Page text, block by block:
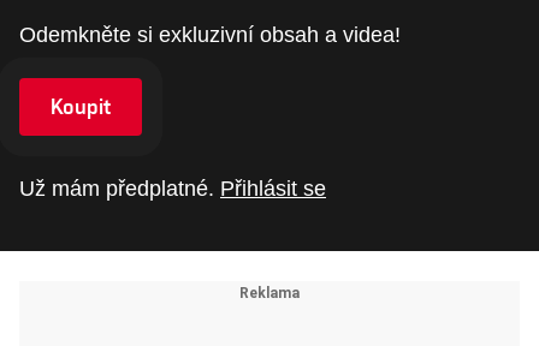
Odemkněte si exkluzivní obsah a videa!
Koupit
Už mám předplatné. Přihlásit se